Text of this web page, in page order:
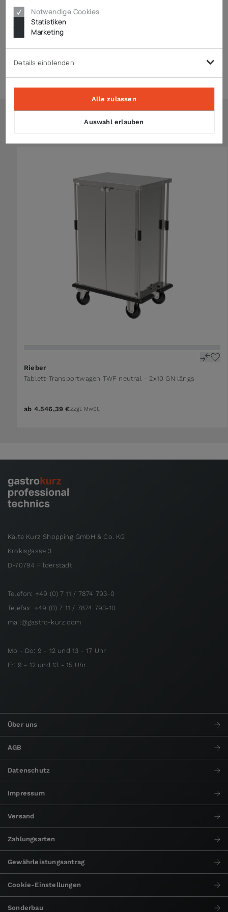
Downloads
Ähnliche Artikel
Rieber
Tablett-Transportwagen TWF neutral - 2x10 GN längs
ab 4.546,39 €zzgl. MwSt.
Kälte Kurz Shopping GmbH & Co. KG
Krokisgasse 3
D-70794 Filderstadt
Telefon: +49 (0) 7 11 / 7874 793-0
Telefax: +49 (0) 7 11 / 7874 793-10
mail@gastro-kurz.com
Mo - Do: 9 - 12 und 13 - 17 Uhr
Fr: 9 - 12 und 13 - 15 Uhr
Über uns
AGB
Datenschutz
Impressum
Versand
Zahlungsarten
Gewährleistungsantrag
Cookie-Einstellungen
Sonderbau
Notwendige Cookies
Statistiken
Marketing
Details einblenden
Auswahl erlauben
Alle zulassen